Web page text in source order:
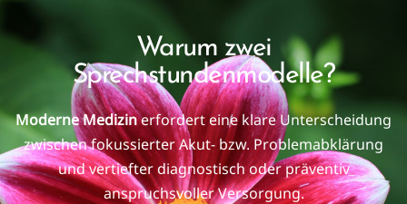
Warum zwei
Sprechstundenmodelle?
Moderne Medizinerfordert eine klare Unterscheidung
zwischen fokussierter Akut- bzw. Problemabklärung
und vertiefter diagnostisch oder präventiv
anspruchsvoller Versorgung.